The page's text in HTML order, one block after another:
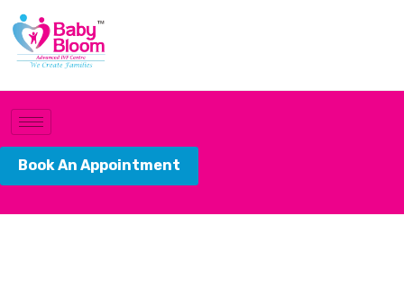
Book An Appointment